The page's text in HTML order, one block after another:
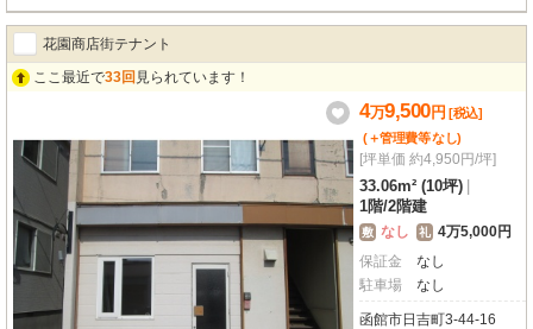
型警察署・総合病院・郵便局などに囲まれ、買い物に生活に便利な好立地 (*
´∀)ノ★まずは内覧いかがですか?お問い合わせはOKハウス函館店(0138-85-86
22)まで、お気軽にどうぞ★
花園商店街テナント
ここ最近で33回 見られています！
4万9,500円 [税込]
(＋管理費等なし)
[坪単価 約4,950円/坪]
33.06m² (10坪)
1階/2階建
敷 なし 礼 4万5,000円
保証金
なし
駐車場
なし
函館市日吉町3-44-16